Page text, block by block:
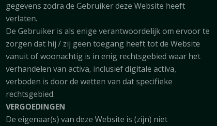
gegevens zodra de Gebruiker deze Website heeft
verlaten.
De Gebruiker is als enige verantwoordelijk om ervoor te
zorgen dat hij / zij geen toegang heeft tot de Website
vanuit of woonachtig is in enig rechtsgebied waar het
verhandelen van activa, inclusief digitale activa,
verboden is door de wetten van dat specifieke
rechtsgebied.
VERGOEDINGEN
De eigenaar(s) van deze Website is (zijn) niet